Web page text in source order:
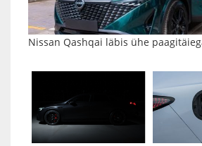
Nissan Qashqai läbis ühe